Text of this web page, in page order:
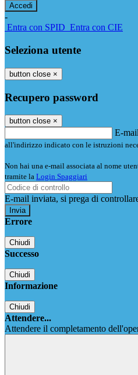
-
Entra con SPID Entra con CIE
Seleziona utente
button close ×
Recupero password
button close ×
E-mail
all'indirizzo indicato con le istruzioni
Non hai una e-mail associata al nome
tramite la Login Spaggiari
E-mail inviata, si prega di
Errore
Chiudi
Successo
Chiudi
Informazione
Chiudi
Attendere...
Attendere il completamento